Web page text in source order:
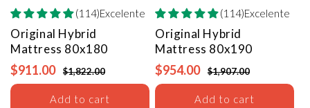
(114)Excelente
Original Hybrid
Mattress 80x180
$911.00 $1,822.00
Add to cart
(114)Excelente
Original Hybrid
Mattress 80x190
$954.00 $1,907.00
Add to cart